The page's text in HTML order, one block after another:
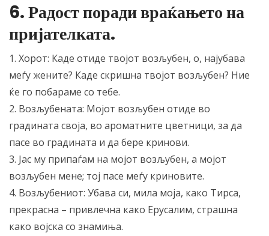
6. Радост поради враќањето на
пријателката.
1. Хорот: Каде отиде твојот возљубен, о, најубава
меѓу жените? Каде скришна твојот возљубен? Ние
ќе го побараме со тебе.
2. Возљубената: Мојот возљубен отиде во
градината своја, во ароматните цветници, за да
пасе во градината и да бере кринови.
3. Јас му припаѓам на мојот возљубен, а мојот
возљубен мене; тој пасе меѓу криновите.
4. Возљубениот: Убава си, мила моја, како Тирса,
прекрасна – привлечна како Ерусалим, страшна
како војска со знамиња.